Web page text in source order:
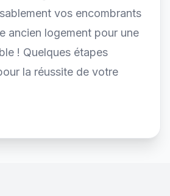
vos encombrants
ancien logement pour une
! Quelques étapes
la réussite de votre